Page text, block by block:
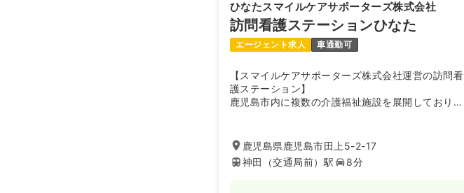
ひなたスマイルケアサポーターズ株式会社
訪問看護ステーションひなた
エージェント求人 車通勤可
【スマイルケアサポーターズ株式会社運営の訪問看
護ステーション】
鹿児島市内に複数の介護福祉施設を展開しており、
鹿児島県鹿児島市田上5-2-17
神田（交通局前）駅
8分